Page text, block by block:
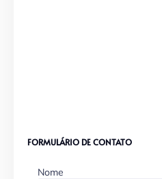
FORMULÁRIO DE CONTATO
Nome